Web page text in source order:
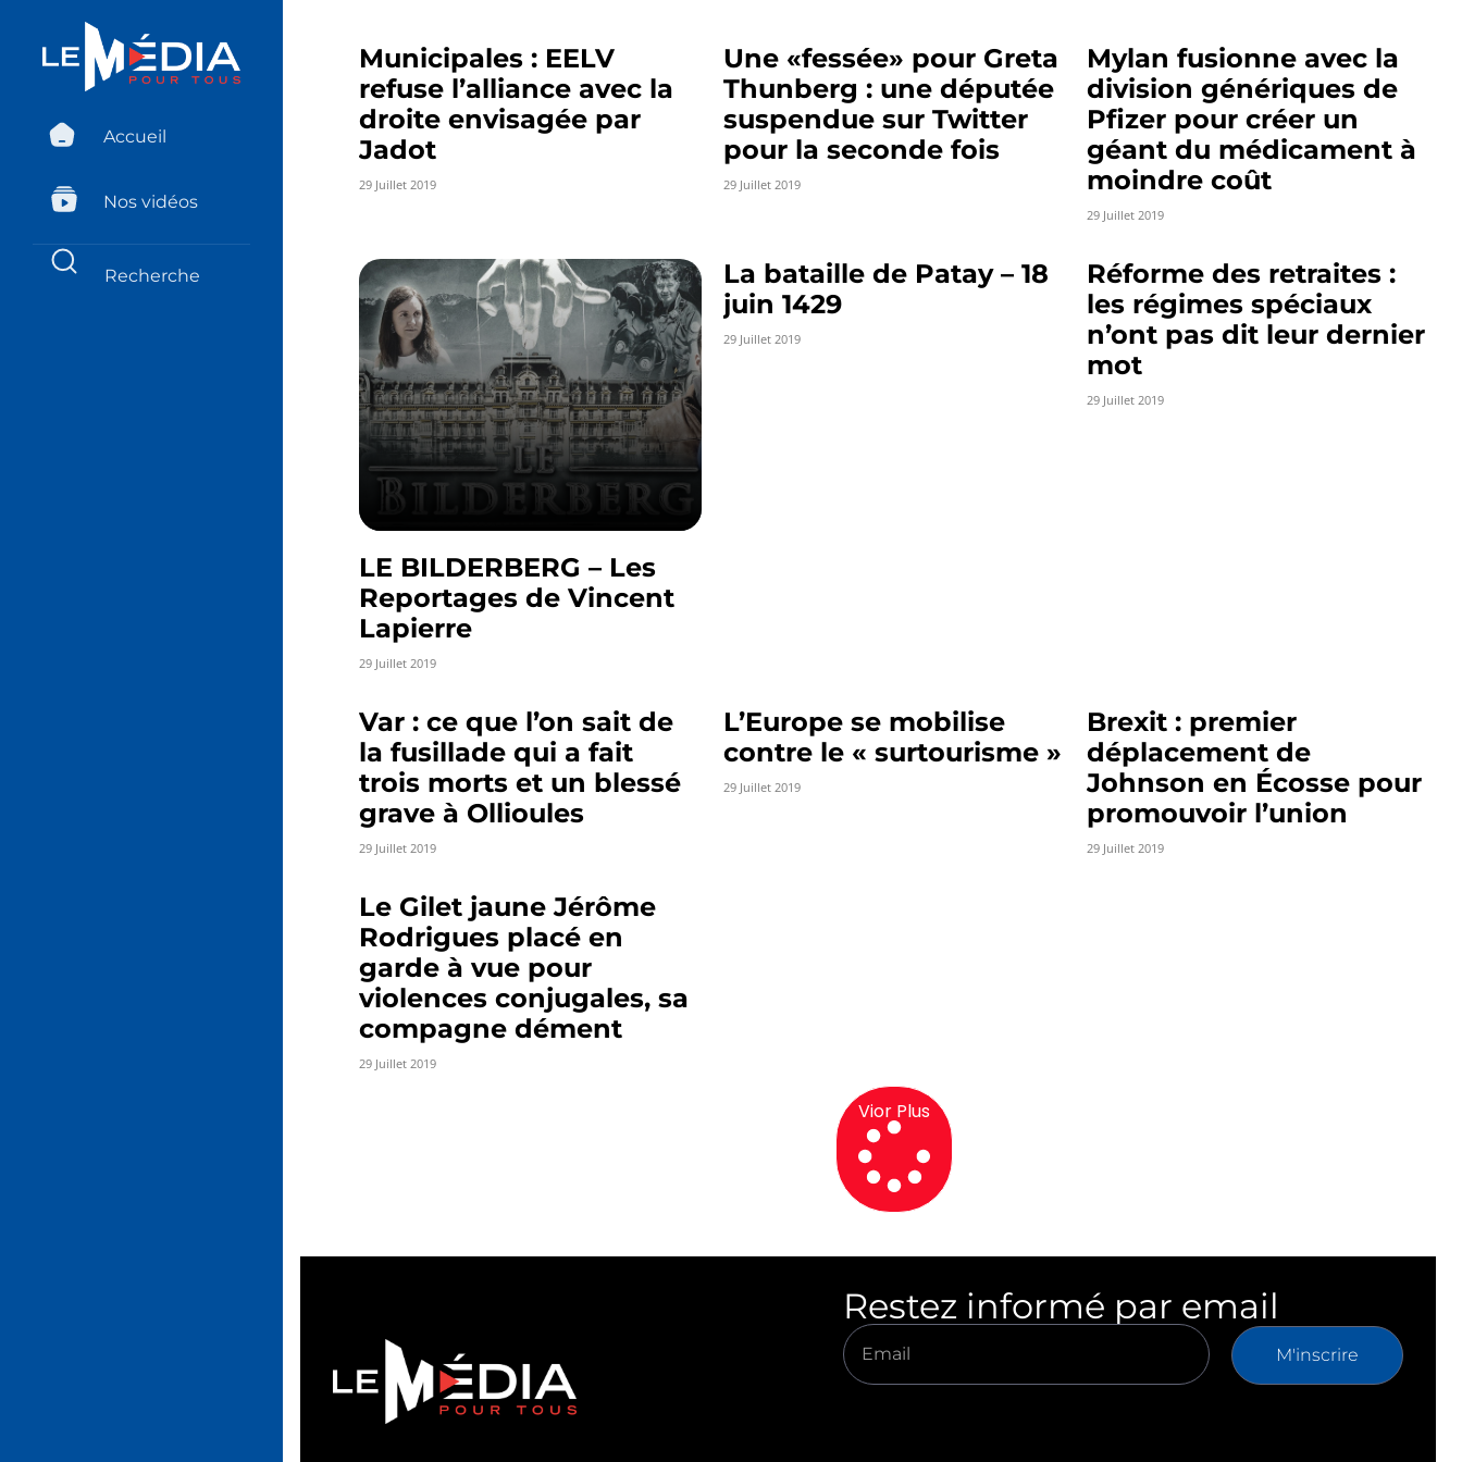
Accueil
Nos vidéos
Municipales : EELV
refuse l’alliance avec la
droite envisagée par
Jadot
29 Juillet 2019
Une «fessée» pour Greta
Thunberg : une députée
suspendue sur Twitter
pour la seconde fois
29 Juillet 2019
Mylan fusionne avec la
division génériques de
Pfizer pour créer un
géant du médicament à
moindre coût
29 Juillet 2019
LE BILDERBERG – Les
Reportages de Vincent
Lapierre
29 Juillet 2019
La bataille de Patay – 18
juin 1429
29 Juillet 2019
Réforme des retraites :
les régimes spéciaux
n’ont pas dit leur dernier
mot
29 Juillet 2019
Var : ce que l’on sait de
la fusillade qui a fait
trois morts et un blessé
grave à Ollioules
29 Juillet 2019
L’Europe se mobilise
contre le « surtourisme »
29 Juillet 2019
Brexit : premier
déplacement de
Johnson en Écosse pour
promouvoir l’union
29 Juillet 2019
Le Gilet jaune Jérôme
Rodrigues placé en
garde à vue pour
violences conjugales, sa
compagne dément
29 Juillet 2019
Vior Plus
Restez informé par email
M'inscrire